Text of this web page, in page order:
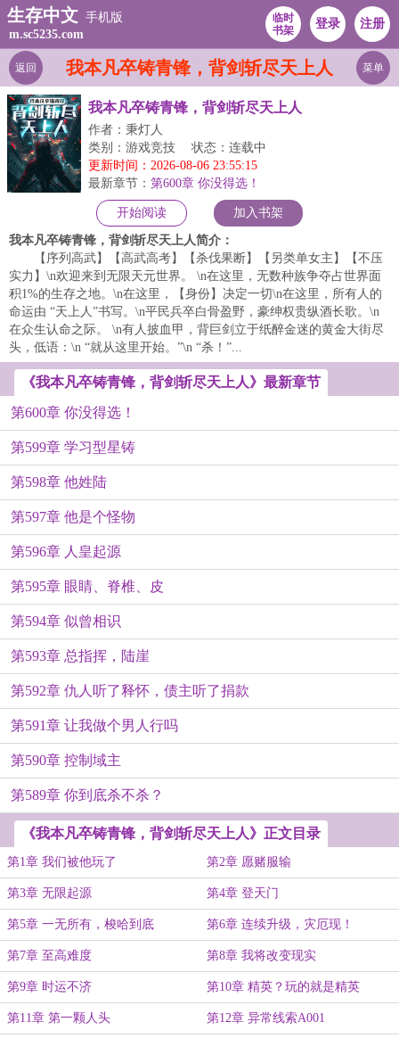
生存中文 手机版
m.sc5235.com
临时
书架
登录 注册
我本凡卒铸青锋，背剑斩尽天上人
返回 菜单
我本凡卒铸青锋，背剑斩尽天上人
作者：秉灯人
类别：游戏竞技
状态：连载中
更新时间：2026-08-06 23:55:15
最新章节： 第600章 你没得选！
开始阅读 加入书架
我本凡卒铸青锋，背剑斩尽天上人简介：
【序列高武】【高武高考】【杀伐果断】【另类单女主】【不压
实力】\n欢迎来到无限天元世界。 \n在这里，无数种族争夺占世界面
积1%的生存之地。\n在这里，【身份】决定一切\n在这里，所有人的
命运由 “天上人”书写。\n平民兵卒白骨盈野，豪绅权贵纵酒长歌。\n
在众生认命之际。 \n有人披血甲，背巨剑立于纸醉金迷的黄金大街尽
头，低语：\n “就从这里开始。”\n “杀！”...
《我本凡卒铸青锋，背剑斩尽天上人》最新章节
第600章 你没得选！
第599章 学习型星铸
第598章 他姓陆
第597章 他是个怪物
第596章 人皇起源
第595章 眼睛、脊椎、皮
第594章 似曾相识
第593章 总指挥，陆崖
第592章 仇人听了释怀，债主听了捐款
第591章 让我做个男人行吗
第590章 控制域主
第589章 你到底杀不杀？
《我本凡卒铸青锋，背剑斩尽天上人》正文目录
第1章 我们被他玩了 第2章 愿赌服输
第3章 无限起源 第4章 登天门
第5章 一无所有，梭哈到底 第6章 连续升级，灾厄现！
第7章 至高难度 第8章 我将改变现实
第9章 时运不济 第10章 精英？玩的就是精英
第11章 第一颗人头 第12章 异常线索A001